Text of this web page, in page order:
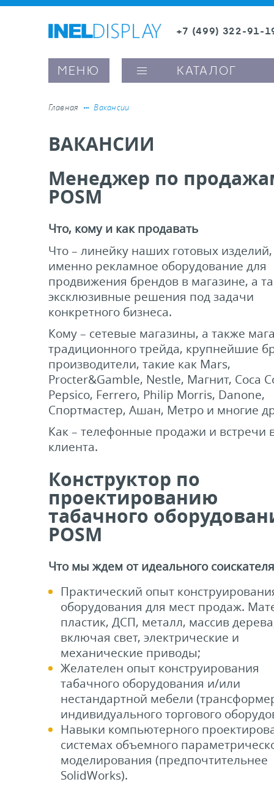
+7 (499) 322-91-
МЕНЮ КАТАЛОГ
ценникодержатели
полочного пространства
оборудование, комплектующие
ценников
рамки и аксессуары
напольные, подвесные, на полку
покупателей
системы
фурнитура
конструкции из алюминиевого
Главная Вакансии
ВАКАНСИИ
Менеджер по
POSM
Что, кому и как продавать
Что – линейку наших готовых
именно рекламное оборудование для
продвижения брендов в магазине, а
эксклюзивные решения под задачи
конкретного бизнеса.
Кому – сетевые магазины, а также
традиционного трейда, крупнейшие
производители, такие как Mars,
Procter&Gamble, Nestle, Магнит, Coca
Pepsico, Ferrero, Philip Morris, Danone,
Спортмастер, Ашан, Метро и многие
Как – телефонные продажи и встречи
клиента.
Конструктор по
проектированию
табачного
POSM
Что мы ждем от идеального соискателя
Практический опыт
оборудования для мест продаж.
пластик, ДСП, металл, массив
включая свет, электрические и
механические приводы;
Желателен опыт конструирования
табачного оборудования и/или
нестандартной мебели
индивидуального торгового
Навыки компьютерного
системах объемного
моделирования (предпочтительнее
SolidWorks).